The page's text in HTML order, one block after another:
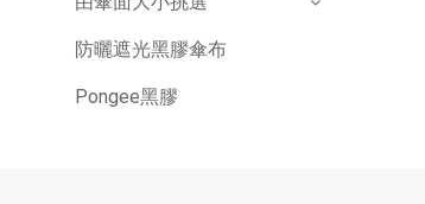
防曬遮光黑膠傘布
Pongee黑膠